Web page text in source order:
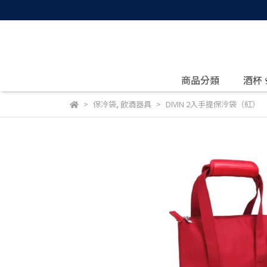
商品分類 酒杯
保冷袋, 飲酒器具 DIVIN 2入手提保冷袋（紅）